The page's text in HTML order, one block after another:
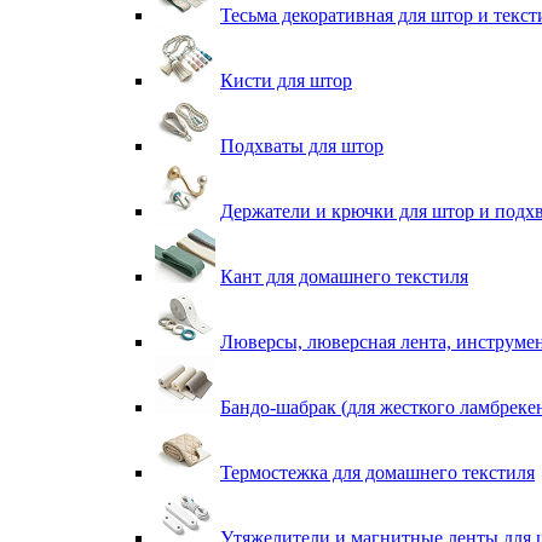
Тесьма декоративная для штор и
Кисти для штор
Подхваты для штор
Держатели и крючки для штор и
Кант для домашнего текстиля
Люверсы, люверсная лента,
Бандо-шабрак (для жесткого
Термостежка для домашнего текстиля
Утяжелители и магнитные ленты для